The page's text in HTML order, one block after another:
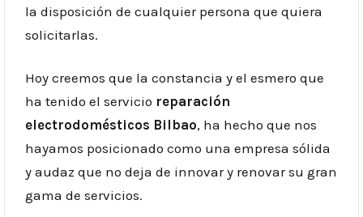
la disposición de cualquier persona que quiera
solicitarlas.
Hoy creemos que la constancia y el esmero que
ha tenido el servicio reparación
electrodomésticos Bilbao, ha hecho que nos
hayamos posicionado como una empresa sólida
y audaz que no deja de innovar y renovar su gran
gama de servicios.